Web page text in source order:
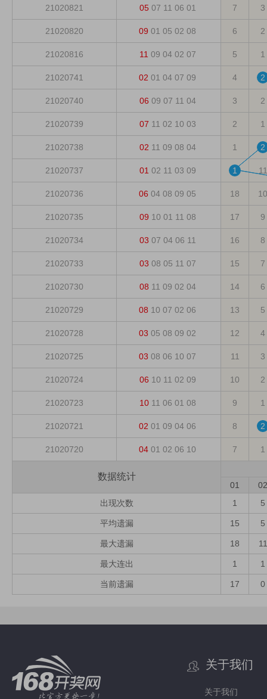
21020821 05 07 11 06 01 7 3
21020820 09 01 05 02 08 6 2
21020816 11 09 04 02 07 5 1
21020741 02 01 04 07 09 4 2
21020740 06 09 07 11 04 3 2
21020739 07 11 02 10 03 2 1
21020738 02 11 09 08 04 1 2
21020737 01 02 11 03 09 1 11
21020736 06 04 08 09 05 18 10
21020735 09 10 01 11 08 17 9
21020734 03 07 04 06 11 16 8
21020733 03 08 05 11 07 15 7
21020730 08 11 09 02 04 14 6
21020729 08 10 07 02 06 13 5
21020728 03 05 08 09 02 12 4
21020725 03 08 06 10 07 11 3
21020724 06 10 11 02 09 10 2
21020723 10 11 06 01 08 9 1
21020721 02 01 09 04 06 8 2
21020720 04 01 02 06 10 7 1
数据统计
01
02
出现次数
1 5
平均遗漏 15 5
最大遗漏 18 11
最大连出 1 1
当前遗漏 17 0
关于我们
关于我们